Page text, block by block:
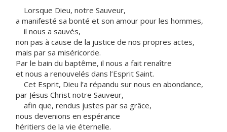
Lorsque Dieu, notre Sauveur,
a manifesté sa bonté et son amour pour les hommes,
il nous a sauvés,
non pas à cause de la justice de nos propres actes,
mais par sa miséricorde.
Par le bain du baptême, il nous a fait renaître
et nous a renouvelés dans l’Esprit Saint.
Cet Esprit, Dieu l’a répandu sur nous en abondance,
par Jésus Christ notre Sauveur,
afin que, rendus justes par sa grâce,
nous devenions en espérance
héritiers de la vie éternelle.